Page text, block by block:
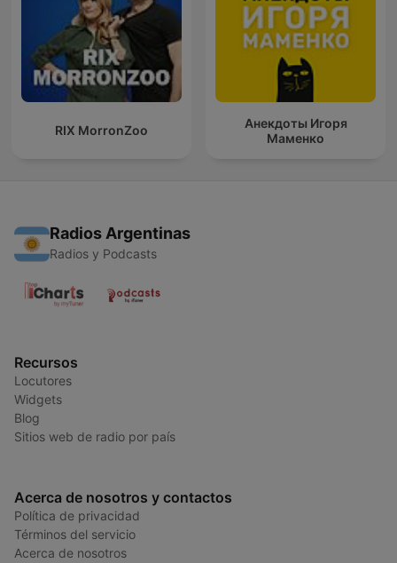
RIX MorronZoo
Анекдоты Игоря
Маменко
Radios Argentinas
Radios y Podcasts
Recursos
Locutores
Widgets
Blog
Sitios web de radio por país
Acerca de nosotros y contactos
Política de privacidad
Términos del servicio
Acerca de nosotros